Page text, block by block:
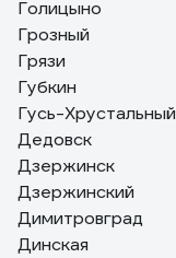
Голицыно
Грозный
Грязи
Губкин
Гусь-Хрустальный
Дедовск
Дзержинск
Дзержинский
Димитровград
Динская